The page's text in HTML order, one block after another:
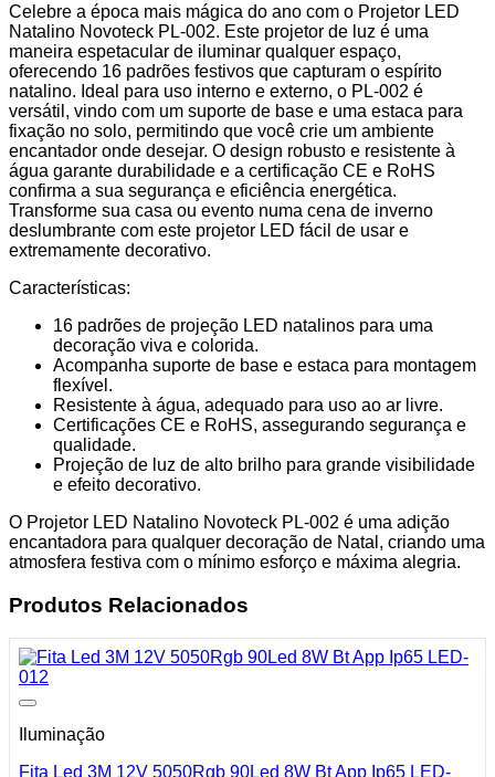
Variados
para
Decoração
Celebre a época mais mágica do ano com o Projetor LED
Natalino Novoteck PL-002. Este projetor de luz é uma
maneira espetacular de iluminar qualquer espaço,
oferecendo 16 padrões festivos que capturam o espírito
natalino. Ideal para uso interno e externo, o PL-002 é
versátil, vindo com um suporte de base e uma estaca para
fixação no solo, permitindo que você crie um ambiente
encantador onde desejar. O design robusto e resistente à
água garante durabilidade e a certificação CE e RoHS
confirma a sua segurança e eficiência energética.
Transforme sua casa ou evento numa cena de inverno
deslumbrante com este projetor LED fácil de usar e
extremamente decorativo.
Características:
16 padrões de projeção LED natalinos para uma
decoração viva e colorida.
Acompanha suporte de base e estaca para montagem
flexível.
Resistente à água, adequado para uso ao ar livre.
Certificações CE e RoHS, assegurando segurança e
qualidade.
Projeção de luz de alto brilho para grande visibilidade
e efeito decorativo.
O Projetor LED Natalino Novoteck PL-002 é uma adição
encantadora para qualquer decoração de Natal, criando uma
atmosfera festiva com o mínimo esforço e máxima alegria.
Produtos Relacionados
Iluminação
Fita Led 3M 12V 5050Rgb 90Led 8W Bt App Ip65 LED-